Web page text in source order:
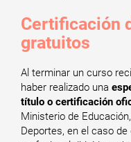
Certificación
gratuitos
Al terminar un curso
haber realizado una
título o certificación
Ministerio de
Deportes, en el caso